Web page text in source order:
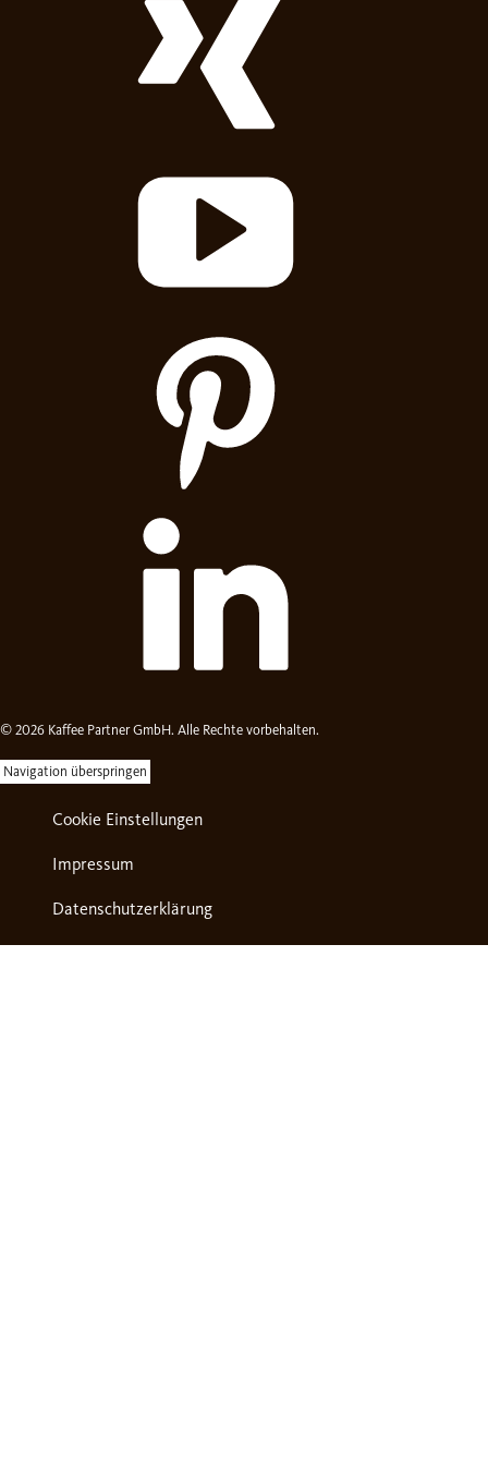
© 2026 Kaffee Partner GmbH. Alle Rechte vorbehalten.
Navigation überspringen
Cookie Einstellungen
Impressum
Datenschutzerklärung